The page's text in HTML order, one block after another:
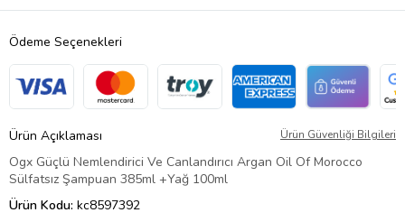
Ödeme Seçenekleri
Ürün Açıklaması Ürün Güvenliği Bilgileri
Ogx Güçlü Nemlendirici Ve Canlandırıcı Argan Oil Of Morocco
Sülfatsız Şampuan 385ml +Yağ 100ml
Ürün Kodu: kc8597392